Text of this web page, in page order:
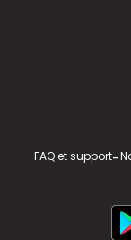
FAQ et support-